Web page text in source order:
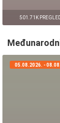
501.71K
05.08.2026. -